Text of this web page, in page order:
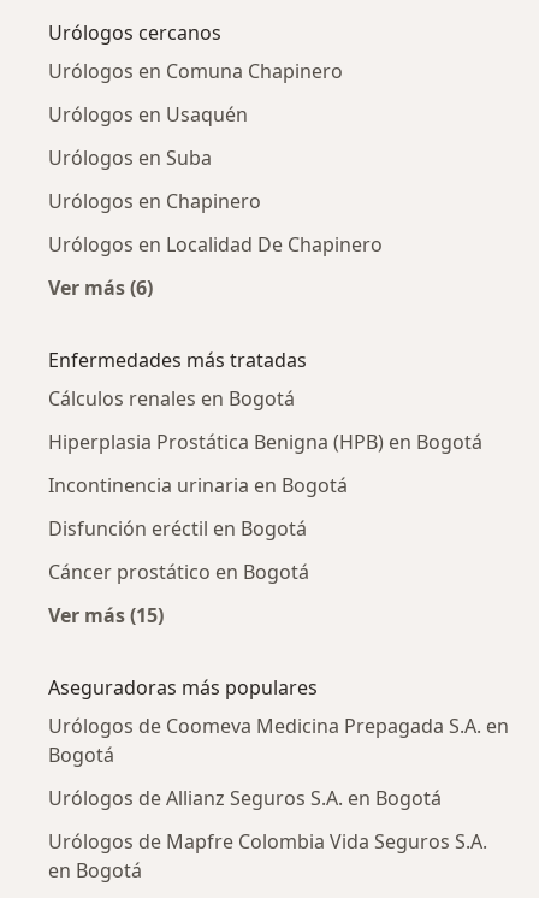
Urólogos cercanos
Urólogos en Comuna Chapinero
Urólogos en Usaquén
Urólogos en Suba
Urólogos en Chapinero
Urólogos en Localidad De Chapinero
Ver más (6)
Enfermedades más tratadas
Cálculos renales en Bogotá
Hiperplasia Prostática Benigna (HPB) en Bogotá
Incontinencia urinaria en Bogotá
Disfunción eréctil en Bogotá
Cáncer prostático en Bogotá
Ver más (15)
Aseguradoras más populares
Urólogos de Coomeva Medicina Prepagada S.A. en
Bogotá
Urólogos de Allianz Seguros S.A. en Bogotá
Urólogos de Mapfre Colombia Vida Seguros S.A.
en Bogotá